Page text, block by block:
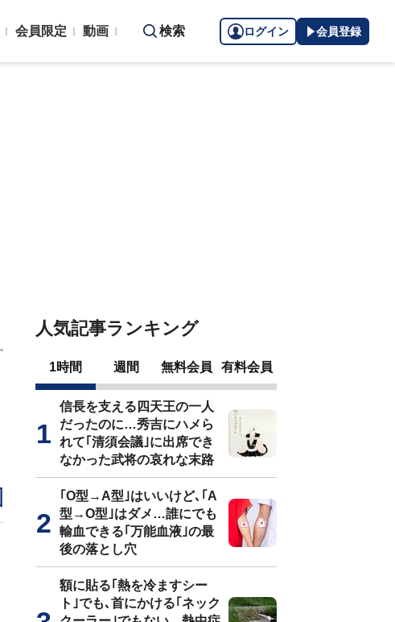
会員限定 動画 検索 ログイン 会員登録
人気記事ランキング
1時間 週間 無料会員 有料会員
信長を支える四天王の一人
だったのに…秀吉にハメら
れて｢清須会議｣に出席でき
なかった武将の哀れな末路
｢O型→A型｣はいいけど､｢A
型→O型｣はダメ…誰にでも
輸血できる｢万能血液｣の最
後の落とし穴
額に貼る｢熱を冷ますシー
ト｣でも､首にかける｢ネック